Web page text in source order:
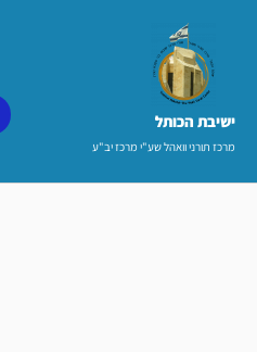
ישיבת הכותל​
מרכז תורני וואהל שע"י מרכז יב"ע